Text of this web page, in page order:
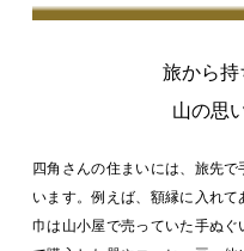
旅から持
山の思
四角さんの住まいには、旅先
います。例えば、額縁に入れ
巾は山小屋で売っていた手ぬ